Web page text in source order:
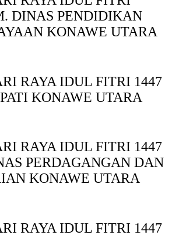
DINAS PENDIDIKAN
KONAWE UTARA
RAYA IDUL FITRI 1447
KONAWE UTARA
RAYA IDUL FITRI 1447
PERDAGANGAN DAN
KONAWE UTARA
RAYA IDUL FITRI 1447